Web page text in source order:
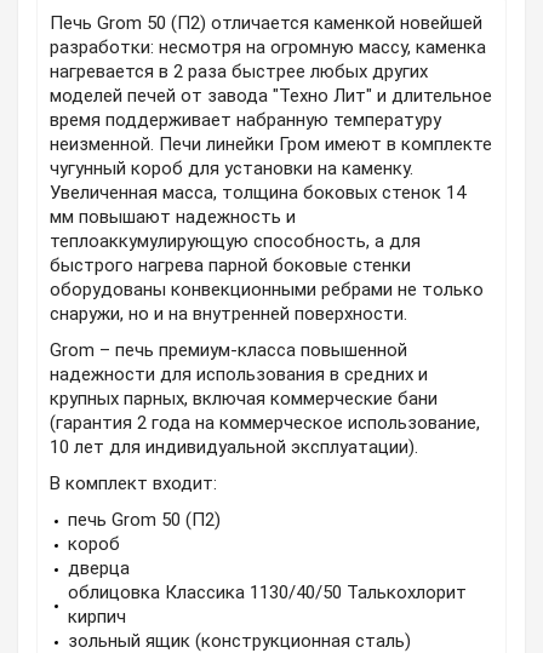
Печь Grom 50 (П2) отличается каменкой новейшей
разработки: несмотря на огромную массу, каменка
нагревается в 2 раза быстрее любых других
моделей печей от завода "Техно Лит" и длительное
время поддерживает набранную температуру
неизменной. Печи линейки Гром имеют в комплекте
чугунный короб для установки на каменку.
Увеличенная масса, толщина боковых стенок 14
мм повышают надежность и
теплоаккумулирующую способность, а для
быстрого нагрева парной боковые стенки
оборудованы конвекционными ребрами не только
снаружи, но и на внутренней поверхности.
Grom – печь премиум-класса повышенной
надежности для использования в средних и
крупных парных, включая коммерческие бани
(гарантия 2 года на коммерческое использование,
10 лет для индивидуальной эксплуатации).
В комплект входит:
печь Grom 50 (П2)
короб
дверца
облицовка Классика 1130/40/50 Талькохлорит
кирпич
зольный ящик (конструкционная сталь)